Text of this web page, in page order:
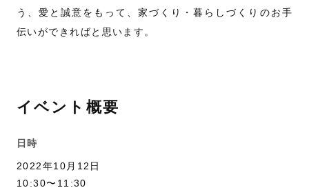
う、愛と誠意をもって、家づくり・暮らしづくりのお手
伝いができればと思います。
イベント概要
日時
2022年10月12日
10:30〜11:30